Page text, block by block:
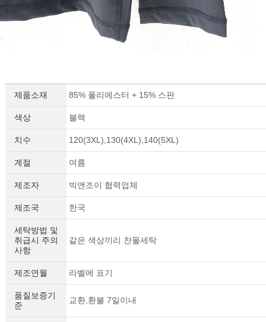
제품소재 85% 폴리에스터 + 15% 스판
색상 블랙
치수 120(3XL),130(4XL),140(5XL)
계절 여름
제조자 빅앤조이 협력업체
제조국 한국
세탁방법 및
취급시 주의
사항
같은 색상끼리 찬물세탁
제조연월 라벨에 표기
품질보증기
준
교환,환불 7일이내